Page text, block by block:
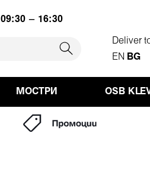
09:30 – 16:30
Deliver
EN BG
МОСТРИ OSB